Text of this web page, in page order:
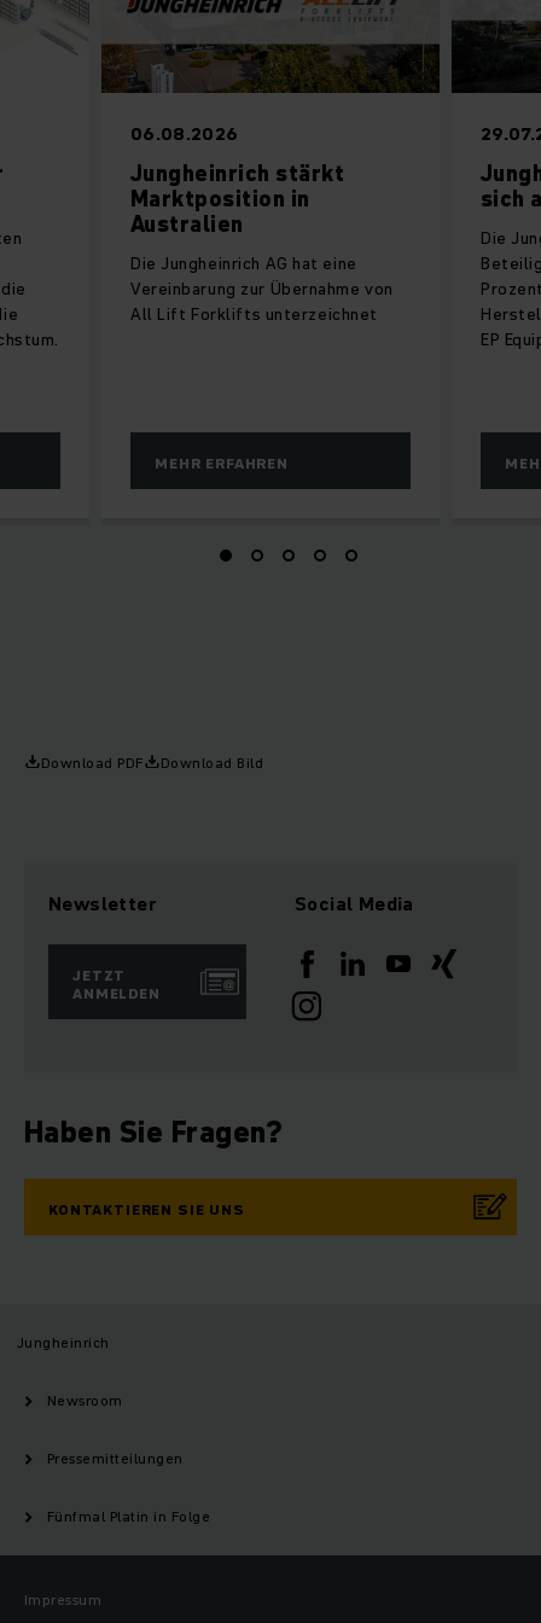
06.08.2026
Jungheinrich stärkt
Marktposition in
Australien
Die Jungheinrich AG hat eine
Vereinbarung zur Übernahme von
All Lift Forklifts unterzeichnet
MEHR ERFAHREN
sich
Die
EP
Download PDF Download Bild
Newsletter
JETZT
ANMELDEN
Social Media
Haben Sie Fragen?
KONTAKTIEREN SIE UNS
Jungheinrich
Newsroom
Pressemitteilungen
Fünfmal Platin in Folge
Impressum